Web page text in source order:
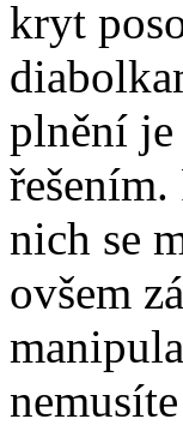
kryt
plnění je
nich se
ovšem